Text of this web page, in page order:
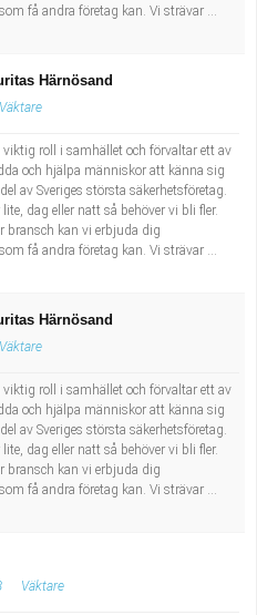
få andra företag kan. Vi strävar ...
Härnösand
Väktare
viktig roll i samhället och förvaltar ett av
och hjälpa människor att känna sig
av Sveriges största säkerhetsföretag.
dag eller natt så behöver vi bli fler.
bransch kan vi erbjuda dig
få andra företag kan. Vi strävar ...
Härnösand
Väktare
viktig roll i samhället och förvaltar ett av
och hjälpa människor att känna sig
av Sveriges största säkerhetsföretag.
dag eller natt så behöver vi bli fler.
bransch kan vi erbjuda dig
få andra företag kan. Vi strävar ...
Väktare